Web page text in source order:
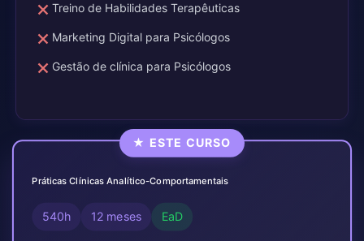
Treino de Habilidades Terapêuticas
Marketing Digital para Psicólogos
Gestão de clínica para Psicólogos
★ ESTE CURSO
Práticas Clínicas Analítico-Comportamentais
540h 12 meses EaD